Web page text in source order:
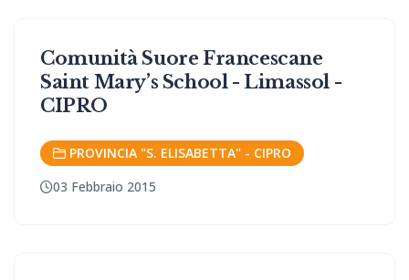
Comunità Suore Francescane
Saint Mary’s School - Limassol -
CIPRO
PROVINCIA "S. ELISABETTA" - CIPRO
03 Febbraio 2015